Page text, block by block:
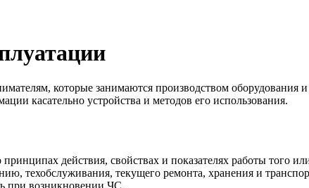
которые занимаются производством оборудования
касательно устройства и методов его использования.
действия, свойствах и показателях работы того
техобслуживания, текущего ремонта, хранения и
при возникновении ЧС.